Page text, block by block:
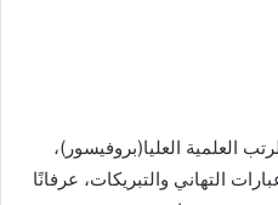
العلمية العليا(بروفيسور)،
التهاني والتبريكات، عرفانًا